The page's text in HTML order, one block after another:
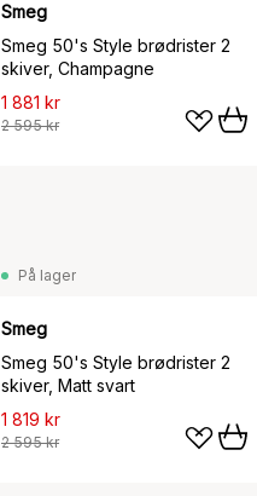
Smeg
Smeg 50's Style brødrister 2
skiver, Champagne
1 881 kr
2 595 kr
På lager
Smeg
Smeg 50's Style brødrister 2
skiver, Matt svart
1 819 kr
2 595 kr